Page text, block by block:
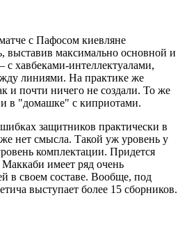
с Пафосом киевляне
выставив максимально основной и
с хавбеками-интеллектуалами,
линиями. На практике же
и почти ничего не создали. То же
в "домашке" с киприотами.
защитников практически в
нет смысла. Такой уж уровень у
комплектации. Придется
Маккаби имеет ряд очень
в своем составе. Вообще, под
выступает более 15 сборников.